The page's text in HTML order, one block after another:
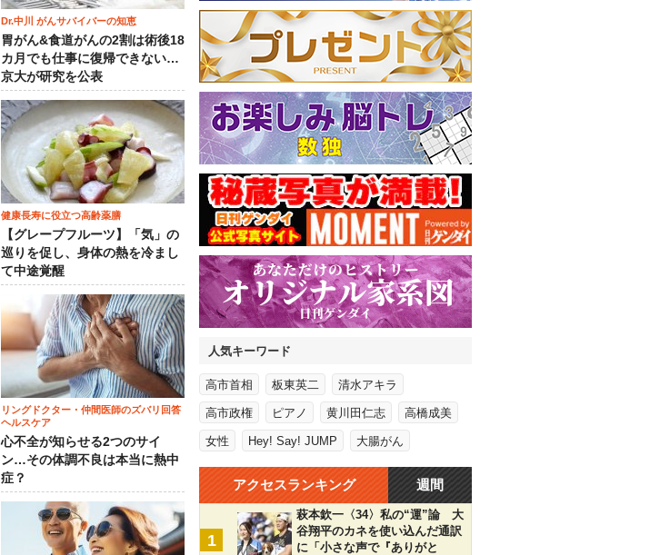
Dr.中川 がんサバイバーの知恵
胃がん&食道がんの2割は術後18
カ月でも仕事に復帰できない…
京大が研究を公表
健康長寿に役立つ高齢薬膳
【グレープフルーツ】「気」の
巡りを促し、身体の熱を冷まし
て中途覚醒
リングドクター・仲間医師のズバリ回答
ヘルスケア
心不全が知らせる2つのサイ
ン…その体調不良は本当に熱中
症？
人気キーワード
高市首相 板東英二 清水アキラ
高市政権 ピアノ 黄川田仁志 高橋成美
女性 Hey! Say! JUMP 大腸がん
アクセスランキング 週間
1
萩本欽一〈34〉私の“運”論 大
谷翔平のカネを使い込んだ通訳
に「小さな声で『ありがと